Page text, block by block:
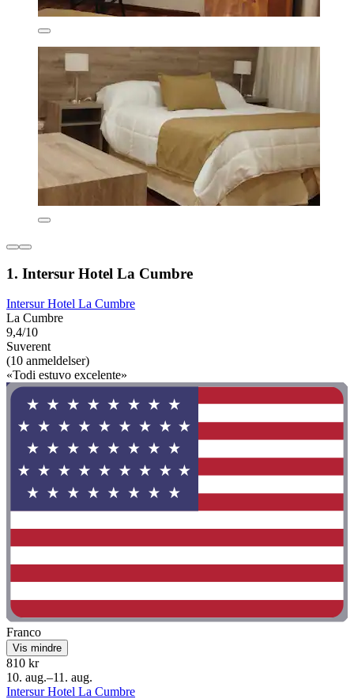
1. Intersur Hotel La Cumbre
Intersur Hotel La Cumbre
La Cumbre
9,4/10
Suverent
(10 anmeldelser)
«Todi estuvo excelente»
Franco
Vis mindre
810 kr
10. aug.–11. aug.
Intersur Hotel La Cumbre